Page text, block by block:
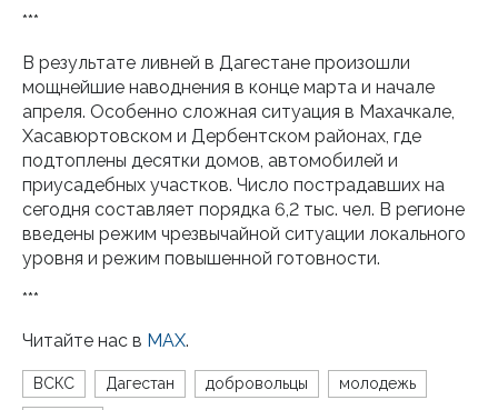
***
В результате ливней в Дагестане произошли
мощнейшие наводнения в конце марта и начале
апреля. Особенно сложная ситуация в Махачкале,
Хасавюртовском и Дербентском районах, где
подтоплены десятки домов, автомобилей и
приусадебных участков. Число пострадавших на
сегодня составляет порядка 6,2 тыс. чел. В регионе
введены режим чрезвычайной ситуации локального
уровня и режим повышенной готовности.
***
Читайте нас в МАХ.
ВСКС Дагестан добровольцы молодежь